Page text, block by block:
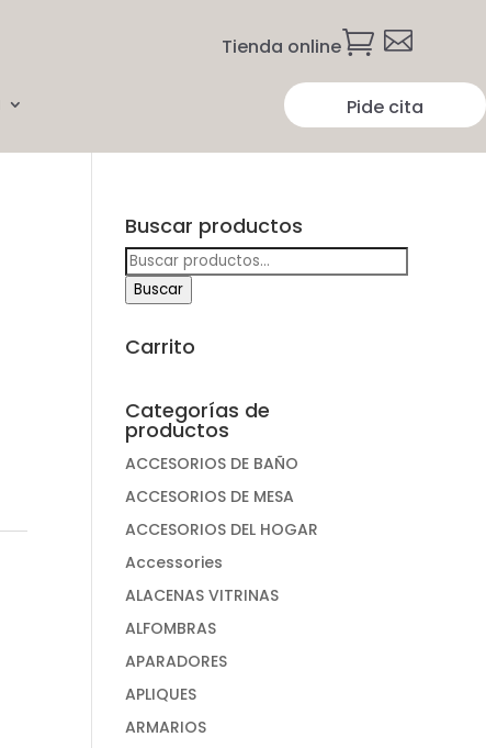
Tienda online 
Pide cita
Buscar productos
Buscar
por:
Buscar
Carrito
Categorías de
productos
ACCESORIOS DE BAÑO
ACCESORIOS DE MESA
ACCESORIOS DEL HOGAR
Accessories
ALACENAS VITRINAS
ALFOMBRAS
APARADORES
APLIQUES
ARMARIOS